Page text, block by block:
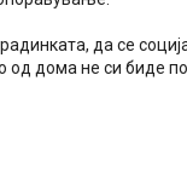
да се
дома не си биде